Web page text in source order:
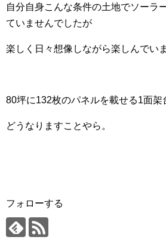
自分自身こんな条件の土地でソーラ
ていませんでしたが
楽しく日々想像しながら楽しんでいま
80坪に132枚のパネルを載せる1面架
どうなりますことやら。
フォローする